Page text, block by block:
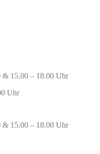
& 15.00 – 18.00 Uhr
Uhr
& 15.00 – 18.00 Uhr